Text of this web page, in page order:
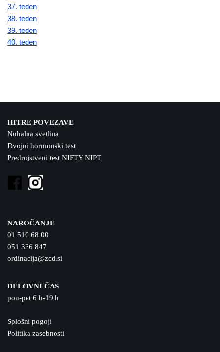
37. teden
38. teden
39. teden
40. teden
HITRE POVEZAVE
Nuhalna svetlina
Dvojni hormonski test
Predrojstveni test NIFTY NIPT
NAROČANJE
01 510 68 00
051 336 847
ordinacija@zcd.si
DELOVNI ČAS
pon-pet 6 h-19 h
Splošni pogoji
Politika zasebnosti